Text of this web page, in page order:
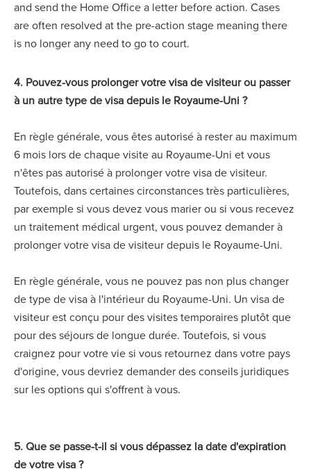
and send the Home Office a letter before action. Cases
are often resolved at the pre-action stage meaning there
is no longer any need to go to court.
4. Pouvez-vous prolonger votre visa de visiteur ou passer
à un autre type de visa depuis le Royaume-Uni ?
En règle générale, vous êtes autorisé à rester au maximum
6 mois lors de chaque visite au Royaume-Uni et vous
n'êtes pas autorisé à prolonger votre visa de visiteur.
Toutefois, dans certaines circonstances très particulières,
par exemple si vous devez vous marier ou si vous recevez
un traitement médical urgent, vous pouvez demander à
prolonger votre visa de visiteur depuis le Royaume-Uni.
En règle générale, vous ne pouvez pas non plus changer
de type de visa à l'intérieur du Royaume-Uni. Un visa de
visiteur est conçu pour des visites temporaires plutôt que
pour des séjours de longue durée. Toutefois, si vous
craignez pour votre vie si vous retournez dans votre pays
d'origine, vous devriez demander des conseils juridiques
sur les options qui s'offrent à vous.
5. Que se passe-t-il si vous dépassez la date d'expiration
de votre visa ?